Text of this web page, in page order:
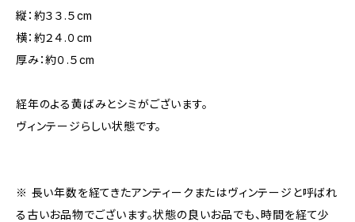
縦：約３３.５cm
横：約２４.０cm
厚み：約０.５cm
経年のよる黄ばみとシミがございます。
ヴィンテージらしい状態です。
※ 長い年数を経てきたアンティークまたはヴィンテージと呼ばれ
る古いお品物でございます。状態の良いお品でも、時間を経て少